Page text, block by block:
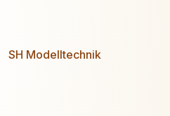
SH Modelltechnik